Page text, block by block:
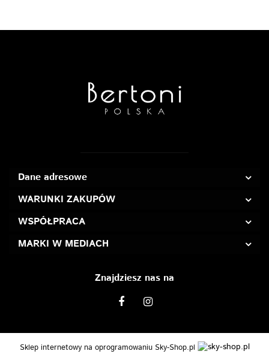
Dane adresowe
WARUNKI ZAKUPÓW
WSPÓŁPRACA
MARKI W MEDIACH
Znajdziesz nas na
Sklep internetowy na oprogramowaniu Sky-Shop.pl